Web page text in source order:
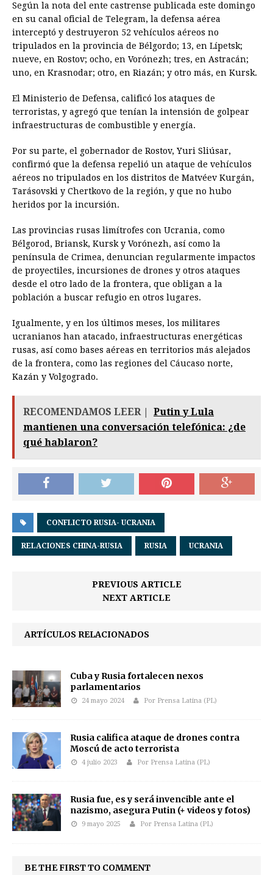
Según la nota del ente castrense publicada este domingo
en su canal oficial de Telegram, la defensa aérea
interceptó y destruyeron 52 vehículos aéreos no
tripulados en la provincia de Bélgordo; 13, en Lípetsk;
nueve, en Rostov; ocho, en Vorónezh; tres, en Astracán;
uno, en Krasnodar; otro, en Riazán; y otro más, en Kursk.
El Ministerio de Defensa, calificó los ataques de
terroristas, y agregó que tenían la intensión de golpear
infraestructuras de combustible y energía.
Por su parte, el gobernador de Rostov, Yuri Sliúsar,
confirmó que la defensa repelió un ataque de vehículos
aéreos no tripulados en los distritos de Matvéev Kurgán,
Tarásovski y Chertkovo de la región, y que no hubo
heridos por la incursión.
Las provincias rusas limítrofes con Ucrania, como
Bélgorod, Briansk, Kursk y Vorónezh, así como la
península de Crimea, denuncian regularmente impactos
de proyectiles, incursiones de drones y otros ataques
desde el otro lado de la frontera, que obligan a la
población a buscar refugio en otros lugares.
Igualmente, y en los últimos meses, los militares
ucranianos han atacado, infraestructuras energéticas
rusas, así como bases aéreas en territorios más alejados
de la frontera, como las regiones del Cáucaso norte,
Kazán y Volgogrado.
RECOMENDAMOS LEER |
Putin y Lula
mantienen una conversación telefónica: ¿de
qué hablaron?
CONFLICTO RUSIA- UCRANIA
RELACIONES CHINA-RUSIA RUSIA UCRANIA
PREVIOUS ARTICLE
NEXT ARTICLE
ARTÍCULOS RELACIONADOS
Cuba y Rusia fortalecen nexos
parlamentarios
24 mayo 2024 Por Prensa Latina (PL)
Rusia califica ataque de drones contra
Moscú de acto terrorista
4 julio 2023 Por Prensa Latina (PL)
Rusia fue, es y será invencible ante el
nazismo, asegura Putin (+ videos y fotos)
9 mayo 2025 Por Prensa Latina (PL)
BE THE FIRST TO COMMENT